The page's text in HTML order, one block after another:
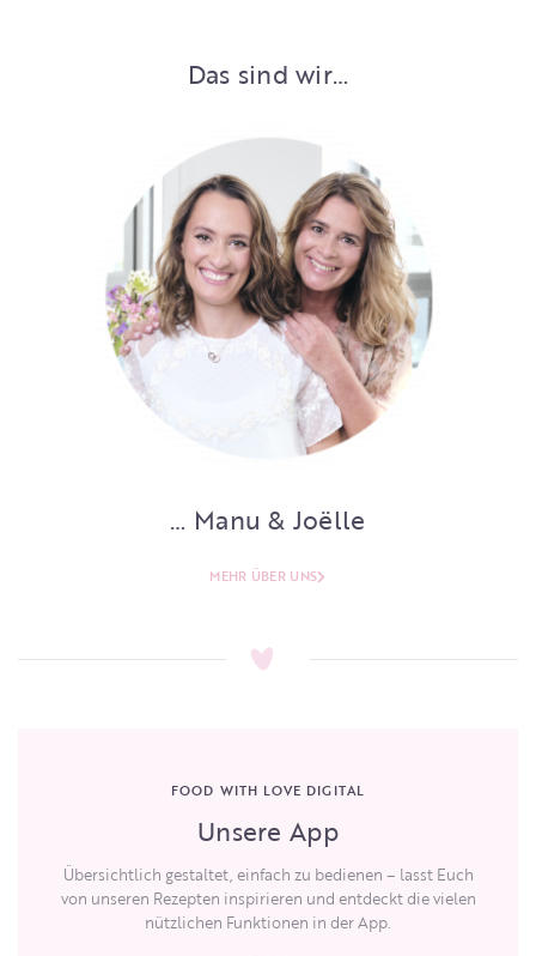
Das sind wir…
… Manu & Joëlle
MEHR ÜBER UNS
FOOD WITH LOVE DIGITAL
Unsere App
Übersichtlich gestaltet, einfach zu bedienen – lasst Euch
von unseren Rezepten inspirieren und entdeckt die vielen
nützlichen Funktionen in der App.